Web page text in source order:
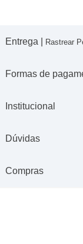
Entrega | Rastrear
Formas de
Institucional
Dúvidas
Compras